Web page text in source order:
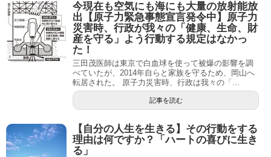
今現在も空気にも海にも大量の放射能放
出【原子力緊急事態宣言発令中】原子力
災害時、行政が我々の「健康、生命、財
産を守る」よう行動する規定はなかっ
た！
三田茂医師は東京で白血球を使って被爆の影響を調
べていたが、2014年自らと家族を守るため、岡山へ
転居された。 原子力災害時、行政は我々の「...
記事を読む
【自分の人生を生きる】その行動をする
理由は何ですか？「ハートの喜びに生き
る」